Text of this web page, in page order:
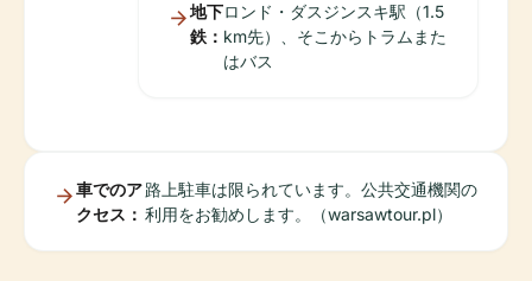
地下
鉄：
ロンド・ダスジンスキ駅（1.5
km先）、そこからトラムまた
はバス
車でのア
クセス：
路上駐車は限られています。公共交通機関の
利用をお勧めします。（warsawtour.pl）